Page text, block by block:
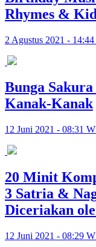
Rhymes &
2 Agustus 2021 -
Bunga
Kanak-Kanak
12 Juni 2021 - 08:31
20 Minit
3 Satria &
Diceriakan
12 Juni 2021 - 08:29